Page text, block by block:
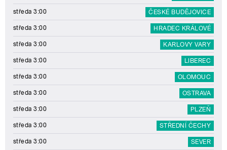
středa 3:00 ČESKÉ BUDĚJOVICE
středa 3:00 HRADEC KRÁLOVÉ
středa 3:00 KARLOVY VARY
středa 3:00 LIBEREC
středa 3:00 OLOMOUC
středa 3:00 OSTRAVA
středa 3:00 PLZEŇ
středa 3:00 STŘEDNÍ ČECHY
středa 3:00 SEVER